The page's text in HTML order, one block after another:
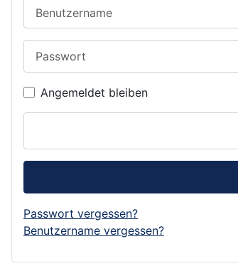
Angemeldet bleiben
Passwort vergessen?
Benutzername vergessen?